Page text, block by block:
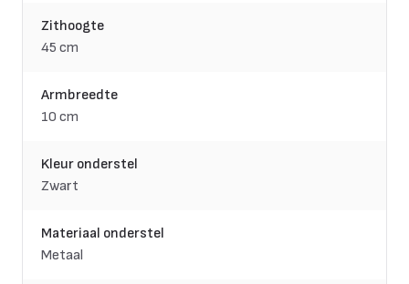
Zithoogte
45 cm
Armbreedte
10 cm
Kleur onderstel
Zwart
Materiaal onderstel
Metaal